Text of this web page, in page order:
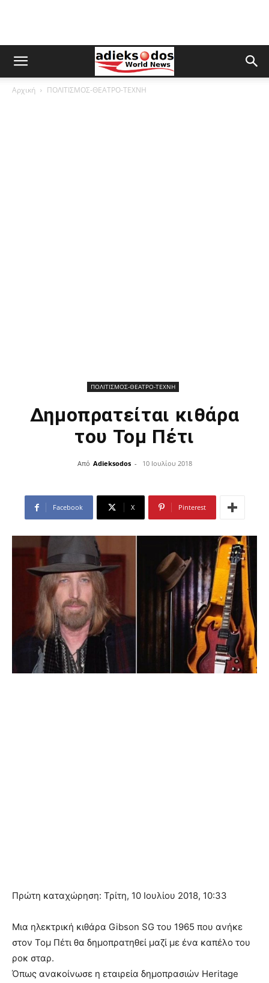
Αρχική ΠΟΛΙΤΙΣΜΟΣ-ΘΕΑΤΡΟ-ΤΕΧΝΗ
ΠΟΛΙΤΙΣΜΟΣ-ΘΕΑΤΡΟ-ΤΕΧΝΗ
Δημοπρατείται κιθάρα
του Τομ Πέτι
Από Adieksodos - 10 Ιουλίου 2018
Facebook X Pinterest
Πρώτη καταχώρηση: Τρίτη, 10 Ιουλίου 2018, 10:33
Μια ηλεκτρική κιθάρα Gibson SG του 1965 που ανήκε
στον Τομ Πέτι θα δημοπρατηθεί μαζί με ένα καπέλο του
ροκ σταρ.
Όπως ανακοίνωσε η εταιρεία δημοπρασιών Heritage